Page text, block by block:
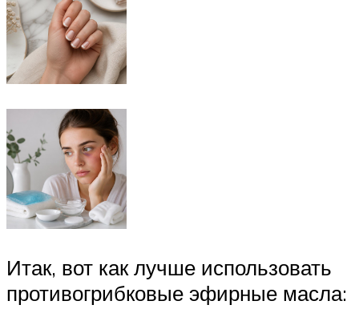
Итак, вот как лучше использовать
противогрибковые эфирные масла: